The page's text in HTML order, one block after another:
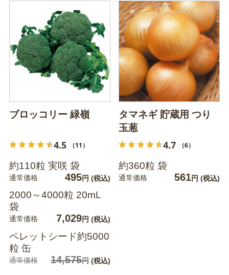
ブロッコリー 緑嶺
4.5 （11）
約110粒 実咲 袋
通常価格 495円 (税込)
2000～4000粒 20mL
袋
通常価格 7,029円 (税込)
ペレットシード約5000
粒 缶
通常価格 14,575円(税込)
タマネギ 貯蔵用 つり
玉葱
4.7 （6）
約360粒 袋
通常価格 561円 (税込)